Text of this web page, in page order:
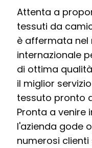
Attenta a
tessuti da
è affermata nel
internazionale
di ottima
il miglior
tessuto pronto
Pronta a venire
l'azienda gode
numerosi